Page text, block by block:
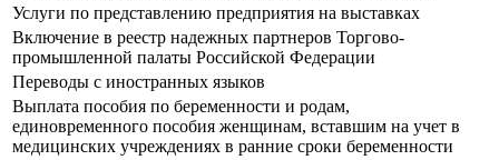
Услуги по представлению предприятия на выставках
Включение в реестр надежных партнеров Торгово-
промышленной палаты Российской Федерации
Переводы с иностранных языков
Выплата пособия по беременности и родам,
единовременного пособия женщинам, вставшим на учет в
медицинских учреждениях в ранние сроки беременности